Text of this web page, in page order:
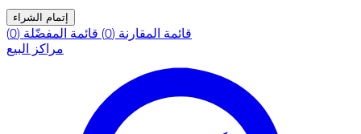
إتمام الشراء
قائمة المقارنة (0)
قائمة المفضّلة (0)
مراكز البيع